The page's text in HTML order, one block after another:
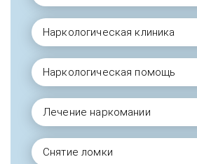
Наркологическая клиника
Наркологическая помощь
Лечение наркомании
Снятие ломки